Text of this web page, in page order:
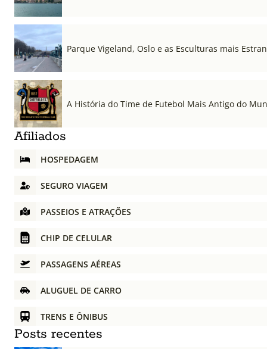
Parque Vigeland, Oslo e as Esculturas mais
A História do Time de Futebol Mais Antigo do
Afiliados
HOSPEDAGEM
SEGURO VIAGEM
PASSEIOS E ATRAÇÕES
CHIP DE CELULAR
PASSAGENS AÉREAS
ALUGUEL DE CARRO
TRENS E ÔNIBUS
Posts recentes